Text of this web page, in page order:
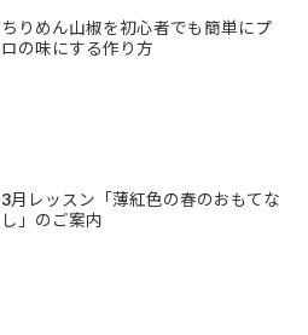
ちりめん山椒を初心者でも簡単にプ
ロの味にする作り方
3月レッスン「薄紅色の春のおもてな
し」のご案内